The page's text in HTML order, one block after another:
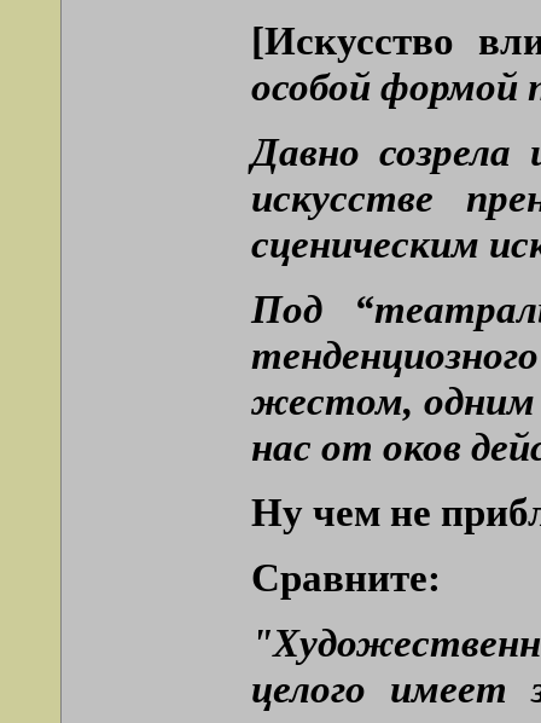
[Искусство
особой формой
Давно
искусстве
сценическим
Под
жестом, одним
нас от оков
Ну чем не
Сравните:
целого имеет